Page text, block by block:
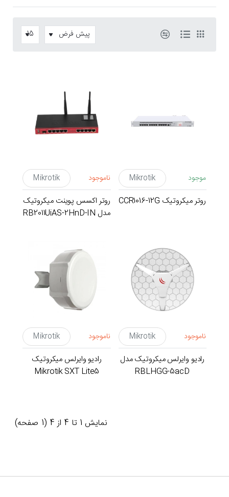
موجود Mikrotik
روتر میکروتیک CCR1016-12G
ناموجود Mikrotik
روتر اکسس پوینت میکروتیک
مدل RB2011UiAS-2HnD-IN
ناموجود Mikrotik
رادیو وایرلس میکروتیک مدل
RBLHGG-5acD
ناموجود Mikrotik
رادیو وایرلس میکروتیک
Mikrotik SXT Lite5
نمايش 1 تا 4 از 4 (1 صفحه)